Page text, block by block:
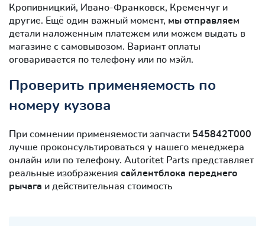
Кропивницкий, Ивано-Франковск, Кременчуг и
другие. Ещё один важный момент, мы отправляем
детали наложенным платежем или можем выдать в
магазине с самовывозом. Вариант оплаты
оговаривается по телефону или по мэйл.
Проверить применяемость по
номеру кузова
При сомнении применяемости запчасти 545842T000
лучше проконсультироваться у нашего менеджера
онлайн или по телефону. Autoritet Parts представляет
реальные изображения сайлентблокa переднего
рычага и действительная стоимость